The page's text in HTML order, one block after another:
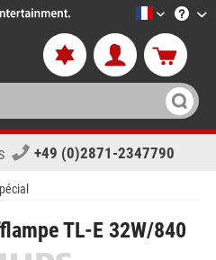
LTT-
+49 (0)2871-2347790
TL-E 32W/840